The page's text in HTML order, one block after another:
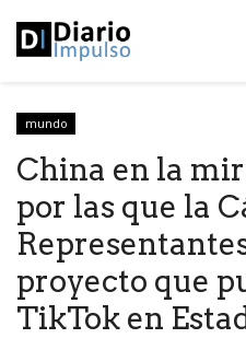
mundo
China en la
por las que la
proyecto que
TikTok en